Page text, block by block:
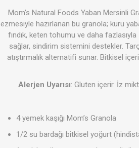
Giyim
Soslar
Mom's Natural Foods Yaban Mersinli
ezmesiyle hazırlanan bu granola; kuru
fındık, keten tohumu ve daha
sağlar, sindirim sistemini destekler.
atıştırmalık alternatifi sunar. Bitkisel
Alerjen Uyarısı: Gluten içerir. İz
4 yemek kaşığı Mom’s Granola
1/2 su bardağı bitkisel yoğurt